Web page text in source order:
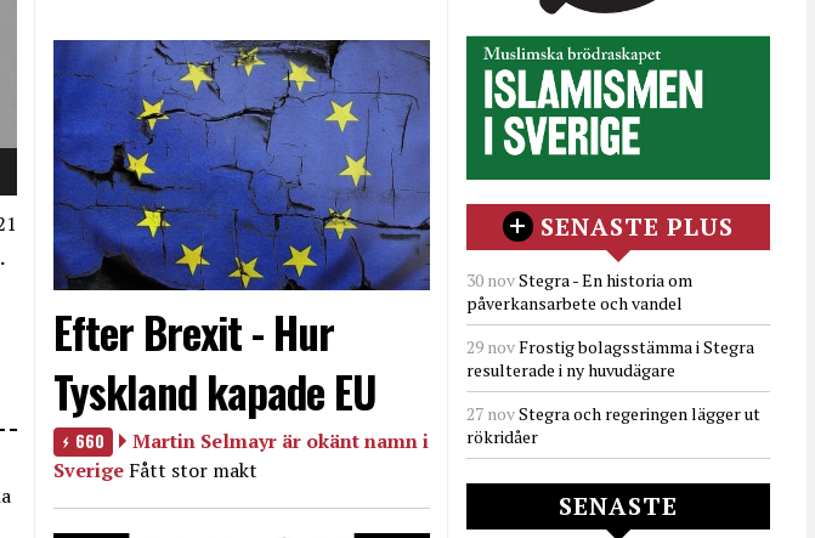
Efter Brexit - Hur
Tyskland kapade EU
660
Martin Selmayr är okänt namn i
Sverige Fått stor makt
SENASTE PLUS
30 novStegra - En historia om
påverkansarbete och vandel
29 novFrostig bolagsstämma i Stegra
resulterade i ny huvudägare
27 novStegra och regeringen lägger ut
rökridåer
SENASTE